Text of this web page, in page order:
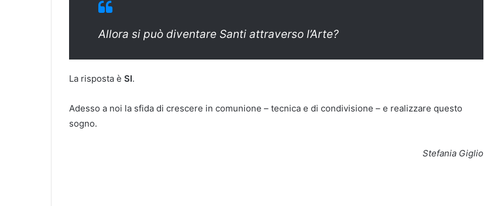
Allora si può diventare Santi attraverso l’Arte?
La risposta è SI.
Adesso a noi la sfida di crescere in comunione – tecnica e di condivisione – e realizzare questo
sogno.
Stefania Giglio